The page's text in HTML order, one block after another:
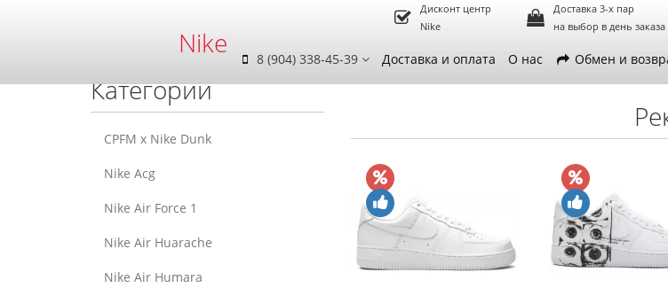
Nike
Дисконт центр
Nike
Доставка 3-х пар
на выбор в день заказа
8 (904) 338-45-39 Доставка и оплата О нас Обмен и
Категории
CPFM x Nike Dunk
Nike Acg
Nike Air Force 1
Nike Air Huarache
Nike Air Humara